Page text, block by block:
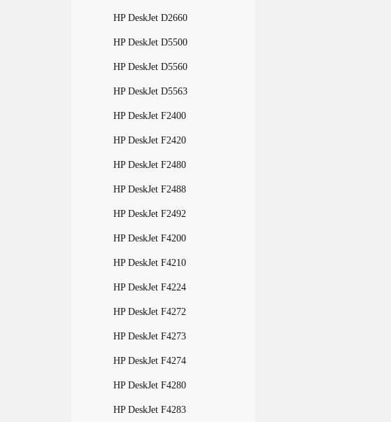
HP DeskJet D2660
HP DeskJet D5500
HP DeskJet D5560
HP DeskJet D5563
HP DeskJet F2400
HP DeskJet F2420
HP DeskJet F2480
HP DeskJet F2488
HP DeskJet F2492
HP DeskJet F4200
HP DeskJet F4210
HP DeskJet F4224
HP DeskJet F4272
HP DeskJet F4273
HP DeskJet F4274
HP DeskJet F4280
HP DeskJet F4283